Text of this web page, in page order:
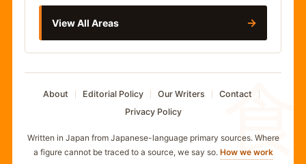
食
View All Areas →
About Editorial Policy Our Writers
Contact
Privacy Policy
Written in Japan from Japanese-language primary sources. Where
a figure cannot be traced to a source, we say so. How we work